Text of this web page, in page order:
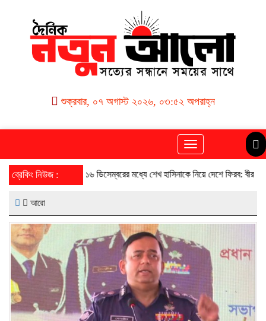
শুক্রবার, ০৭ অগাস্ট ২০২৬, ০৩:৫২ অপরাহ্ন
Toggle
navigation
ব্রেকিং নিউজ :১৬ ডিসেম্বরের মধ্যে শেখ হাসিনাকে নিয়ে দেশে ফিরব: বীর বিক্রম মায়া
আরো